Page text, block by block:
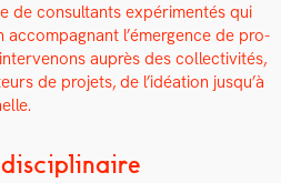
de con­sul­tants expéri­men­tés qui
l’émer­gence de pro­
auprès des col­lec­tiv­ités,
de pro­jets, de l’idéation jusqu’à